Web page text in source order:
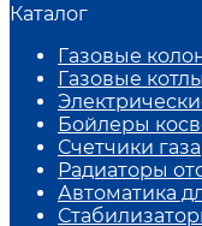
Каталог
Газовые
Газовые котлы
Бойлеры
Счетчики газа
Радиаторы
Автоматика